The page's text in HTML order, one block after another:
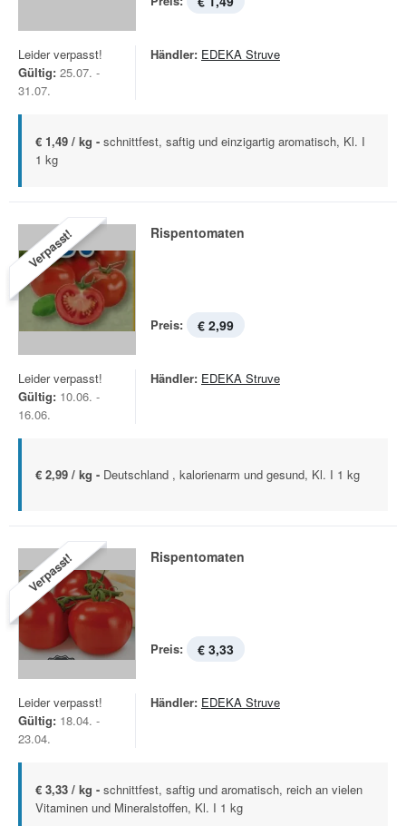
Leider verpasst!
Gültig: 25.07. -
31.07.
Händler: EDEKA Struve
€ 1,49 / kg - schnittfest, saftig und einzigartig aromatisch, Kl. I
1 kg
Verpasst! Rispentomaten
Preis: € 2,99
Leider verpasst!
Gültig: 10.06. -
16.06.
Händler: EDEKA Struve
€ 2,99 / kg - Deutschland , kalorienarm und gesund, Kl. I 1 kg
Verpasst! Rispentomaten
Preis: € 3,33
Leider verpasst!
Gültig: 18.04. -
23.04.
Händler: EDEKA Struve
€ 3,33 / kg - schnittfest, saftig und aromatisch, reich an vielen
Vitaminen und Mineralstoffen, Kl. I 1 kg